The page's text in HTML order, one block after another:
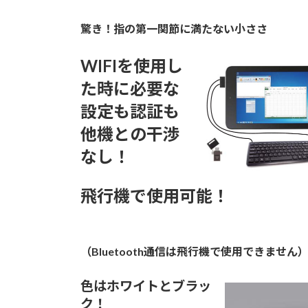
驚き！指の第一関節に満たない小ささ
WIFIを使用し
た時に必要な
設定も認証も
他機との干渉
なし！
飛行機で使用可能！
（Bluetooth通信は飛行機で使用できません）
色はホワイトとブラッ
ク！